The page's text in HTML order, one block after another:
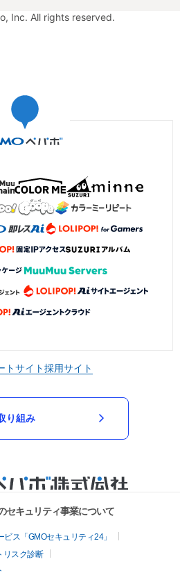
Inc. All rights reserved.
トサイト採用サイト
り組み
セキュリティ事業について
ス「GMOセキュリティ24」
リスク診断